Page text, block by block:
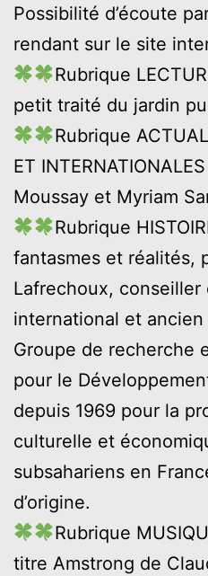
Possibilité d’écoute
rendant sur le site
Rubrique
petit traité du jardin
Rubrique
ET
Moussay et Myriam
Rubrique
fantasmes et réalités,
Lafrechoux, conseiller
international et ancien
Groupe de recherche
pour le
depuis 1969 pour la
culturelle et
subsahariens en
d’origine.
Rubrique
titre Amstrong de